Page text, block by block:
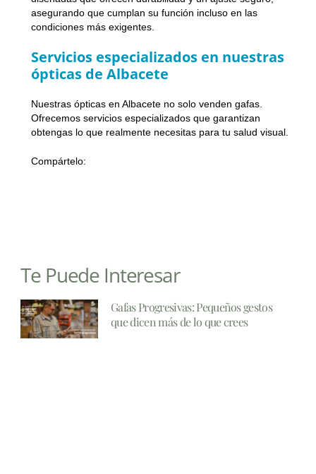
asegurando que cumplan su función incluso en las
condiciones más exigentes.
Servicios especializados en nuestras
ópticas de Albacete
Nuestras ópticas en Albacete no solo venden gafas.
Ofrecemos servicios especializados que garantizan
obtengas lo que realmente necesitas para tu salud visual.
Compártelo:
Te Puede Interesar
Gafas Progresivas: Pequeños gestos
que dicen más de lo que crees